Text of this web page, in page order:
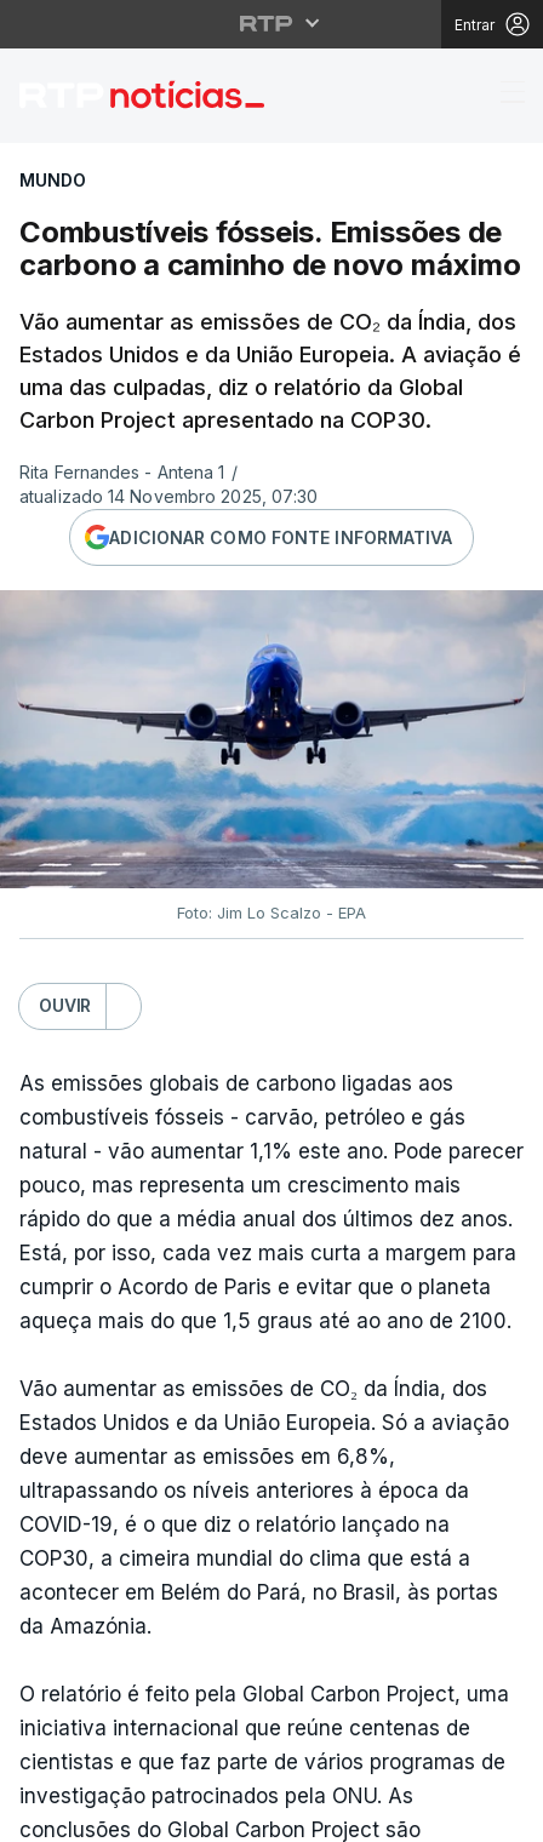
Entrar
Combustíveis
MUNDO
Combustíveis fósseis. Emissões de
carbono a caminho de novo máximo
Vão aumentar as emissões de CO₂ da Índia, dos
Estados Unidos e da União Europeia. A aviação é
uma das culpadas, diz o relatório da Global
Carbon Project apresentado na COP30.
Rita Fernandes - Antena 1 /
atualizado 14 Novembro 2025, 07:30
ADICIONAR COMO FONTE INFORMATIVA
Foto: Jim Lo Scalzo - EPA
OUVIR
As emissões globais de carbono ligadas aos
combustíveis fósseis - carvão, petróleo e gás
natural - vão aumentar 1,1% este ano. Pode parecer
pouco, mas representa um crescimento mais
rápido do que a média anual dos últimos dez anos.
Está, por isso, cada vez mais curta a margem para
cumprir o Acordo de Paris e evitar que o planeta
aqueça mais do que 1,5 graus até ao ano de 2100.
Vão aumentar as emissões de CO₂ da Índia, dos
Estados Unidos e da União Europeia. Só a aviação
deve aumentar as emissões em 6,8%,
ultrapassando os níveis anteriores à época da
COVID-19, é o que diz o relatório lançado na
COP30, a cimeira mundial do clima que está a
acontecer em Belém do Pará, no Brasil, às portas
da Amazónia.
O relatório é feito pela Global Carbon Project, uma
iniciativa internacional que reúne centenas de
cientistas e que faz parte de vários programas de
investigação patrocinados pela ONU. As
conclusões do Global Carbon Project são